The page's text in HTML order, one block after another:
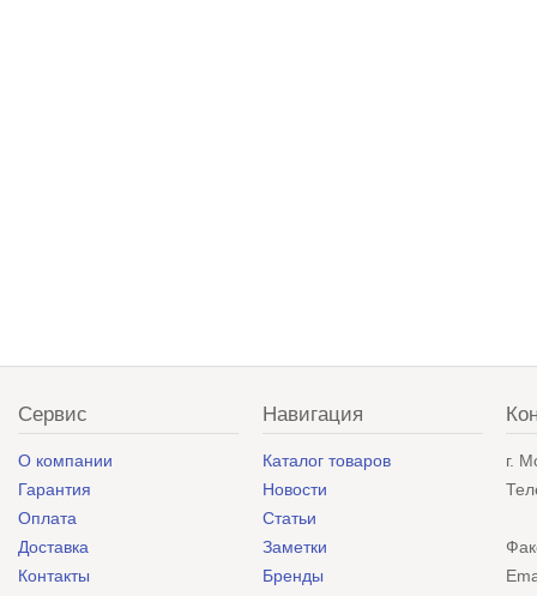
Сервис
О компании
Гарантия
Оплата
Доставка
Контакты
Навигация
Каталог товаров
Новости
Статьи
Заметки
Бренды
г.